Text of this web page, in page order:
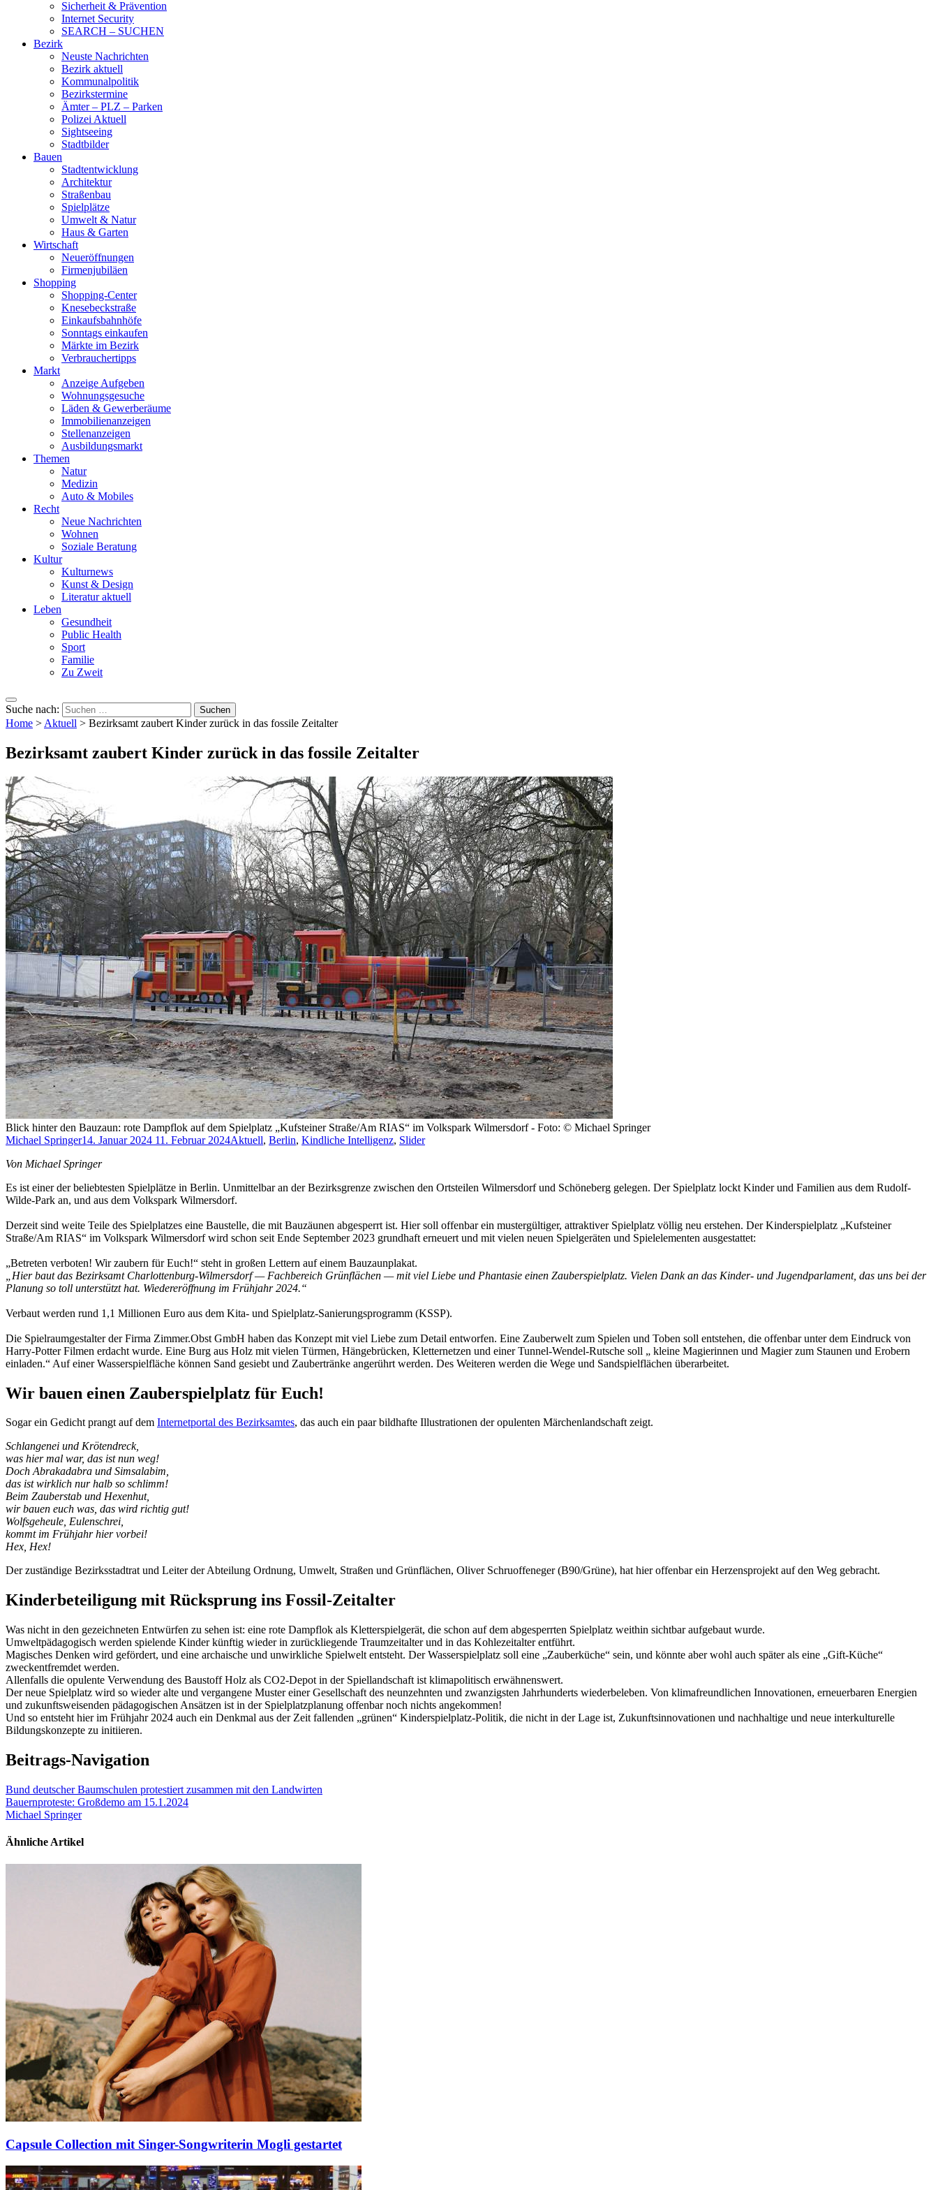
Sicherheit & Prävention
Internet Security
SEARCH – SUCHEN
Bezirk
Neuste Nachrichten
Bezirk aktuell
Kommunalpolitik
Bezirkstermine
Ämter – PLZ – Parken
Polizei Aktuell
Sightseeing
Stadtbilder
Bauen
Stadtentwicklung
Architektur
Straßenbau
Spielplätze
Umwelt & Natur
Haus & Garten
Wirtschaft
Neueröffnungen
Firmenjubiläen
Shopping
Shopping-Center
Knesebeckstraße
Einkaufsbahnhöfe
Sonntags einkaufen
Märkte im Bezirk
Verbrauchertipps
Markt
Anzeige Aufgeben
Wohnungsgesuche
Läden & Gewerberäume
Immobilienanzeigen
Stellenanzeigen
Ausbildungsmarkt
Themen
Natur
Medizin
Auto & Mobiles
Recht
Neue Nachrichten
Wohnen
Soziale Beratung
Kultur
Kulturnews
Kunst & Design
Literatur aktuell
Leben
Gesundheit
Public Health
Sport
Familie
Zu Zweit
Suche nach:
Home > Aktuell > Bezirksamt zaubert Kinder zurück in das fossile Zeitalter
Bezirksamt zaubert Kinder zurück in das fossile Zeitalter
Blick hinter den Bauzaun: rote Dampflok auf dem Spielplatz „Kufsteiner Straße/Am RIAS“ im Volkspark Wilmersdorf - Foto: © Michael Springer
Michael Springer14. Januar 2024 11. Februar 2024Aktuell, Berlin, Kindliche Intelligenz, Slider
Von Michael Springer
Es ist einer der beliebtesten Spielplätze in Berlin. Unmittelbar an der Bezirksgrenze zwischen den Ortsteilen Wilmersdorf und Schöneberg gelegen. Der Spielplatz lockt Kinder und Familien aus dem Rudolf-
Wilde-Park an, und aus dem Volkspark Wilmersdorf.
Derzeit sind weite Teile des Spielplatzes eine Baustelle, die mit Bauzäunen abgesperrt ist. Hier soll offenbar ein mustergültiger, attraktiver Spielplatz völlig neu erstehen. Der Kinderspielplatz „Kufsteiner
Straße/Am RIAS“ im Volkspark Wilmersdorf wird schon seit Ende September 2023 grundhaft erneuert und mit vielen neuen Spielgeräten und Spielelementen ausgestattet:
„Betreten verboten! Wir zaubern für Euch!“ steht in großen Lettern auf einem Bauzaunplakat.
„Hier baut das Bezirksamt Charlottenburg-Wilmersdorf — Fachbereich Grünflächen — mit viel Liebe und Phantasie einen Zauberspielplatz. Vielen Dank an das Kinder- und Jugendparlament, das uns bei der
Planung so toll unterstützt hat. Wiedereröffnung im Frühjahr 2024.“
Verbaut werden rund 1,1 Millionen Euro aus dem Kita- und Spielplatz-Sanierungsprogramm (KSSP).
Die Spielraumgestalter der Firma Zimmer.Obst GmbH haben das Konzept mit viel Liebe zum Detail entworfen. Eine Zauberwelt zum Spielen und Toben soll entstehen, die offenbar unter dem Eindruck von
Harry-Potter Filmen erdacht wurde. Eine Burg aus Holz mit vielen Türmen, Hängebrücken, Kletternetzen und einer Tunnel-Wendel-Rutsche soll „ kleine Magierinnen und Magier zum Staunen und Erobern
einladen.“ Auf einer Wasserspielfläche können Sand gesiebt und Zaubertränke angerührt werden. Des Weiteren werden die Wege und Sandspielflächen überarbeitet.
Wir bauen einen Zauberspielplatz für Euch!
Sogar ein Gedicht prangt auf dem Internetportal des Bezirksamtes, das auch ein paar bildhafte Illustrationen der opulenten Märchenlandschaft zeigt.
Schlangenei und Krötendreck,
was hier mal war, das ist nun weg!
Doch Abrakadabra und Simsalabim,
das ist wirklich nur halb so schlimm!
Beim Zauberstab und Hexenhut,
wir bauen euch was, das wird richtig gut!
Wolfsgeheule, Eulenschrei,
kommt im Frühjahr hier vorbei!
Hex, Hex!
Der zuständige Bezirksstadtrat und Leiter der Abteilung Ordnung, Umwelt, Straßen und Grünflächen, Oliver Schruoffeneger (B90/Grüne), hat hier offenbar ein Herzensprojekt auf den Weg gebracht.
Kinderbeteiligung mit Rücksprung ins Fossil-Zeitalter
Was nicht in den gezeichneten Entwürfen zu sehen ist: eine rote Dampflok als Kletterspielgerät, die schon auf dem abgesperrten Spielplatz weithin sichtbar aufgebaut wurde.
Umweltpädagogisch werden spielende Kinder künftig wieder in zurückliegende Traumzeitalter und in das Kohlezeitalter entführt.
Magisches Denken wird gefördert, und eine archaische und unwirkliche Spielwelt entsteht. Der Wasserspielplatz soll eine „Zauberküche“ sein, und könnte aber wohl auch später als eine „Gift-Küche“
zweckentfremdet werden.
Allenfalls die opulente Verwendung des Baustoff Holz als CO2-Depot in der Spiellandschaft ist klimapolitisch erwähnenswert.
Der neue Spielplatz wird so wieder alte und vergangene Muster einer Gesellschaft des neunzehnten und zwanzigsten Jahrhunderts wiederbeleben. Von klimafreundlichen Innovationen, erneuerbaren Energien
und zukunftsweisenden pädagogischen Ansätzen ist in der Spielplatzplanung offenbar noch nichts angekommen!
Und so entsteht hier im Frühjahr 2024 auch ein Denkmal aus der Zeit fallenden „grünen“ Kinderspielplatz-Politik, die nicht in der Lage ist, Zukunftsinnovationen und nachhaltige und neue interkulturelle
Bildungskonzepte zu initiieren.
Beitrags-Navigation
Bund deutscher Baumschulen protestiert zusammen mit den Landwirten
Bauernproteste: Großdemo am 15.1.2024
Michael Springer
Ähnliche Artikel
Capsule Collection mit Singer-Songwriterin Mogli gestartet